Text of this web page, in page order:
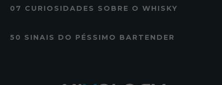
07 CURIOSIDADES SOBRE O WHISKY
50 SINAIS DO PÉSSIMO BARTENDER